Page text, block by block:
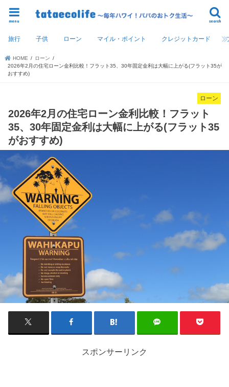
search
menu
旅行 子供 ローン マイル・ポイント クレジットカード
HOME
ローン
2026年2月の住宅ローン金利比較！フラット35、30年固定金利は大幅に上がる(フラット35が
おすすめ)
ローン
2026年2月の住宅ローン金利比較！フラット
35、30年固定金利は大幅に上がる(フラット35
がおすすめ)
スポンサーリンク